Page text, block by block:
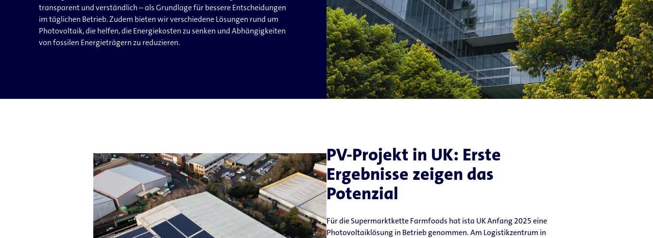
transparent und verständlich – als Grundlage für bessere Entscheidungen
im täglichen Betrieb. Zudem bieten wir verschiedene Lösungen rund um
Photovoltaik, die helfen, die Energiekosten zu senken und Abhängigkeiten
von fossilen Energieträgern zu reduzieren.
PV-Projekt in UK: Erste
Ergebnisse zeigen das
Potenzial
Für die Supermarktkette Farmfoods hat ista UK Anfang 2025 eine
Photovoltaiklösung in Betrieb genommen. Am Logistikzentrum in